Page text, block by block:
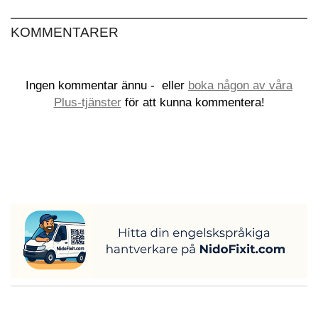
KOMMENTARER
Ingen kommentar ännu - eller boka någon av våra
Plus-tjänsterför att kunna kommentera!